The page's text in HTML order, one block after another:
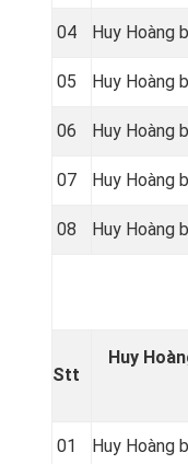
04 Huy Hoàng
05 Huy Hoàng
06 Huy Hoàng
07 Huy Hoàng
08 Huy Hoàng
Stt
Huy
01 Huy Hoàng